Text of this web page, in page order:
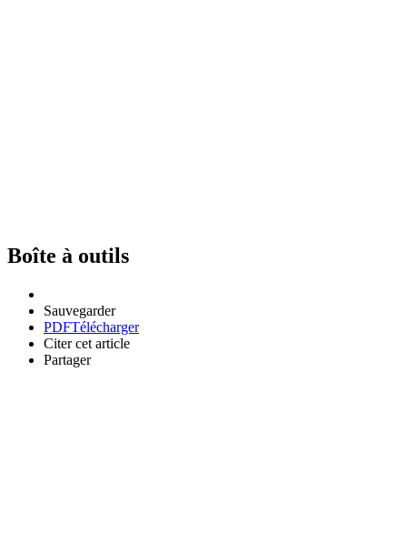
Boîte à outils
Sauvegarder
PDFTélécharger
Citer cet article
Partager